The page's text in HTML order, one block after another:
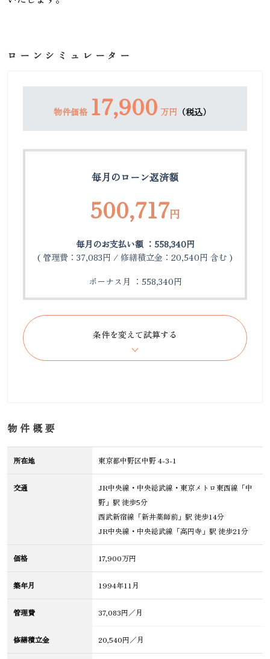
ローンシミュレーター
物件価格 17,900 万円 （税込）
毎月のローン返済額
500,717円
毎月のお支払い額 ：558,340円
( 管理費：37,083円 / 修繕積立金：20,540円 含む )
ボーナス月 ：558,340円
物件概要
所在地 東京都中野区中野 4-3-1
交通
JR中央線・中央総武線・東京メトロ東西線「中
野」駅 徒歩5分
西武新宿線「新井薬師前」駅 徒歩14分
JR中央線・中央総武線「高円寺」駅 徒歩21分
価格 17,900万円
築年月 1994年11月
管理費 37,083円／月
修繕積立金 20,540円／月